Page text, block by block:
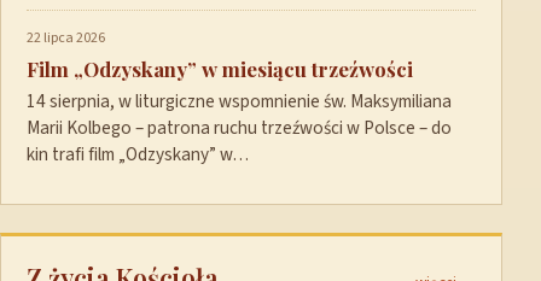
22 lipca 2026
Film „Odzyskany” w miesiącu trzeźwości
14 sierpnia, w liturgiczne wspomnienie św. Maksymiliana
Marii Kolbego – patrona ruchu trzeźwości w Polsce – do
kin trafi film „Odzyskany” w…